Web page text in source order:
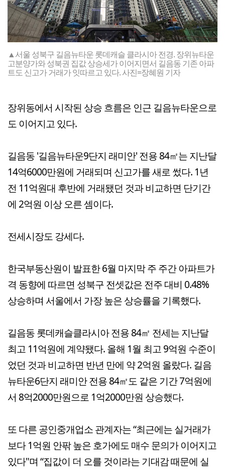
▲서울 성북구 길음뉴타운 롯데캐슬 클라시아 전경. 장위뉴타운
고분양가와 성북권 집값 상승세가 이어지면서 길음동 기존 아파
트도 신고가 거래가 잇따르고 있다. 사진=장혜원 기자
장위동에서 시작된 상승 흐름은 인근 길음뉴타운으로
도 이어지고 있다.
길음동 '길음뉴타운9단지 래미안' 전용 84㎡는 지난달
14억6000만원에 거래되며 신고가를 새로 썼다. 1년
전 11억원대 후반에 거래됐던 것과 비교하면 단기간
에 2억원 이상 오른 셈이다.
전세시장도 강세다.
한국부동산원이 발표한 6월 마지막 주 주간 아파트가
격 동향에 따르면 성북구 전셋값은 전주 대비 0.48%
상승하며 서울에서 가장 높은 상승률을 기록했다.
길음동 롯데캐슬클라시아 전용 84㎡ 전세는 지난달
최고 11억원에 계약됐다. 올해 1월 최고 9억원 수준이
었던 것과 비교하면 반년 만에 약 2억원 올랐다. 길음
뉴타운6단지 래미안 전용 84㎡도 같은 기간 7억원에
서 8억2000만원으로 1억2000만원 상승했다.
또 다른 공인중개업소 관계자는 “최근에는 실거래가
보다 1억원 안팎 높은 호가에도 매수 문의가 이어지고
있다"며 “집값이 더 오를 것이라는 기대감 때문에 실